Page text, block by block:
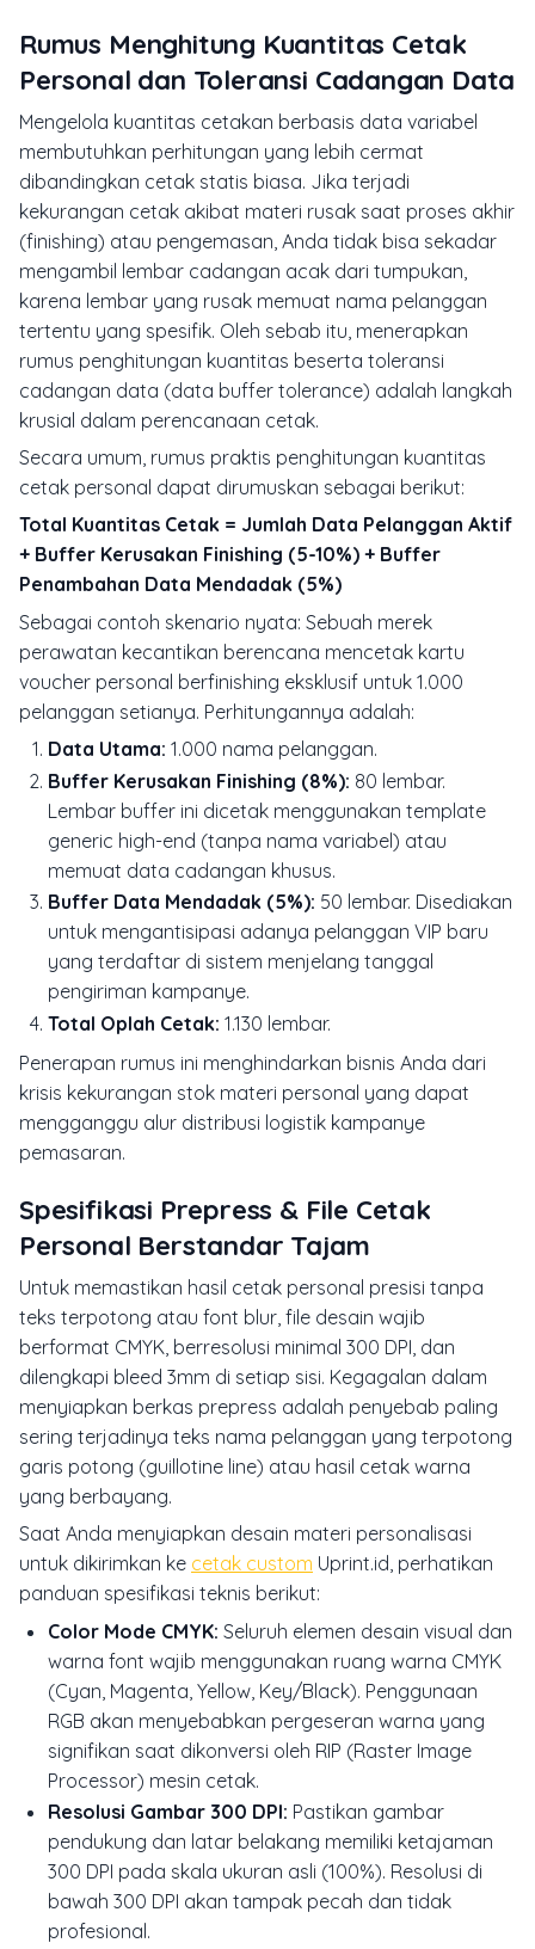
Rumus Menghitung Kuantitas Cetak
Personal dan Toleransi Cadangan Data
Mengelola kuantitas cetakan berbasis data variabel
membutuhkan perhitungan yang lebih cermat
dibandingkan cetak statis biasa. Jika terjadi
kekurangan cetak akibat materi rusak saat proses akhir
(finishing) atau pengemasan, Anda tidak bisa sekadar
mengambil lembar cadangan acak dari tumpukan,
karena lembar yang rusak memuat nama pelanggan
tertentu yang spesifik. Oleh sebab itu, menerapkan
rumus penghitungan kuantitas beserta toleransi
cadangan data (data buffer tolerance) adalah langkah
krusial dalam perencanaan cetak.
Secara umum, rumus praktis penghitungan kuantitas
cetak personal dapat dirumuskan sebagai berikut:
Total Kuantitas Cetak = Jumlah Data Pelanggan Aktif
+ Buffer Kerusakan Finishing (5-10%) + Buffer
Penambahan Data Mendadak (5%)
Sebagai contoh skenario nyata: Sebuah merek
perawatan kecantikan berencana mencetak kartu
voucher personal berfinishing eksklusif untuk 1.000
pelanggan setianya. Perhitungannya adalah:
Data Utama: 1.000 nama pelanggan.
Buffer Kerusakan Finishing (8%): 80 lembar.
Lembar buffer ini dicetak menggunakan template
generic high-end (tanpa nama variabel) atau
memuat data cadangan khusus.
Buffer Data Mendadak (5%): 50 lembar. Disediakan
untuk mengantisipasi adanya pelanggan VIP baru
yang terdaftar di sistem menjelang tanggal
pengiriman kampanye.
Total Oplah Cetak: 1.130 lembar.
Penerapan rumus ini menghindarkan bisnis Anda dari
krisis kekurangan stok materi personal yang dapat
mengganggu alur distribusi logistik kampanye
pemasaran.
Spesifikasi Prepress & File Cetak
Personal Berstandar Tajam
Untuk memastikan hasil cetak personal presisi tanpa
teks terpotong atau font blur, file desain wajib
berformat CMYK, berresolusi minimal 300 DPI, dan
dilengkapi bleed 3mm di setiap sisi. Kegagalan dalam
menyiapkan berkas prepress adalah penyebab paling
sering terjadinya teks nama pelanggan yang terpotong
garis potong (guillotine line) atau hasil cetak warna
yang berbayang.
Saat Anda menyiapkan desain materi personalisasi
untuk dikirimkan ke cetak custom Uprint.id, perhatikan
panduan spesifikasi teknis berikut:
Color Mode CMYK: Seluruh elemen desain visual dan
warna font wajib menggunakan ruang warna CMYK
(Cyan, Magenta, Yellow, Key/Black). Penggunaan
RGB akan menyebabkan pergeseran warna yang
signifikan saat dikonversi oleh RIP (Raster Image
Processor) mesin cetak.
Resolusi Gambar 300 DPI: Pastikan gambar
pendukung dan latar belakang memiliki ketajaman
300 DPI pada skala ukuran asli (100%). Resolusi di
bawah 300 DPI akan tampak pecah dan tidak
profesional.